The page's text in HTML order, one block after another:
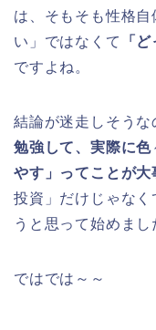
は、そもそも性格
い」ではなくて
「
ですよね。
結論が迷走しそうな
勉強して、実際に
やす」ってことが大
投資」だけじゃなく
うと思って始めま
ではでは～～